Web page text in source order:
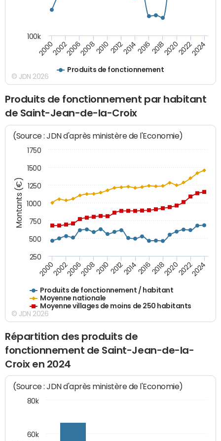
Produits de fonctionnement
200020022006200820102012201420162018202020222024
100k
© JDN 2026
Produits de fonctionnement par habitant
de Saint-Jean-de-la-Croix
Montants (€)
(Source : JDN d'après ministère de l'Economie)
Produits de fonctionnement / habitant
Moyenne nationale
Moyenne villages de moins de 250 habitants
200020022006200820102012201420162018202020222024
250
500
750
1000
1250
1500
1750
© JDN 2026
Répartition des produits de
fonctionnement de Saint-Jean-de-la-
Croix en 2024
(Source : JDN d'après ministère de l'Economie)
60k
80k